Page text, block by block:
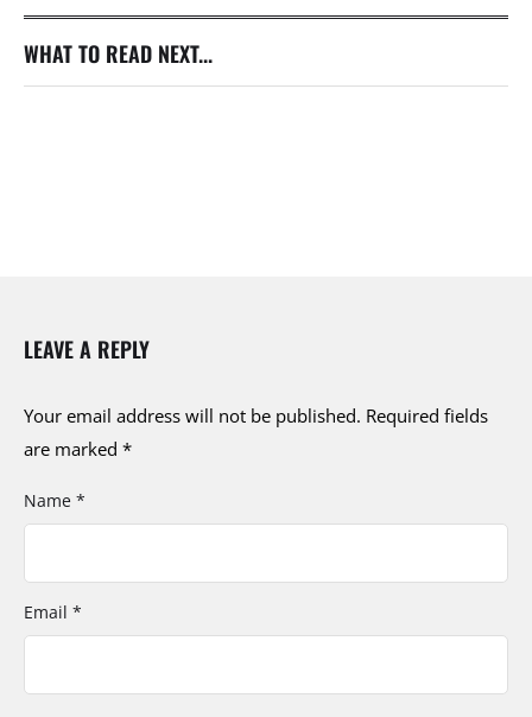
WHAT TO READ NEXT...
LEAVE A REPLY
Your email address will not be published. Required fields
are marked *
Name *
Email *